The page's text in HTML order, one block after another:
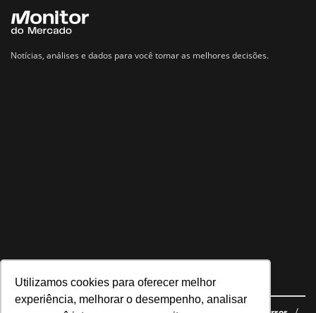
Utilizamos cookies para oferecer melhor
experiência, melhorar o desempenho, analisar
Notícias, análises e dados para você tomar as melhores decisões.
Navegue no site